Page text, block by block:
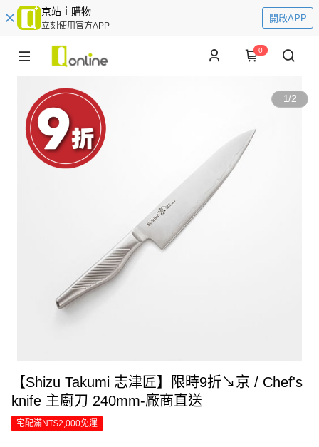
京站ｉ購物
立刻使用官方APP
開啟APP
0
1/2
【Shizu Takumi 志津匠】限時9折↘京 / Chef's
knife 主廚刀 240mm-廠商直送
宅配滿NT$2,000免運